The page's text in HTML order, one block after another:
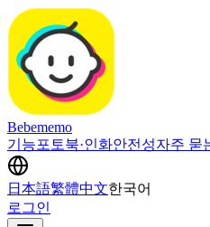
Bebememo
기능포토북·인화안전성자주 묻
日本語繁體中文한국어
로그인